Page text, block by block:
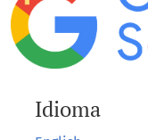
Idioma